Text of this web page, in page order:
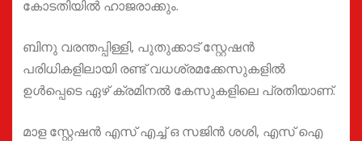
കോടതിയിൽ ഹാജരാക്കും.
ബിനു വരന്തപ്പിള്ളി, പുതുക്കാട് സ്റ്റേഷൻ
പരിധികളിലായി രണ്ട് വധശ്രമക്കേസുകളിൽ
ഉൾപ്പെടെ ഏഴ് ക്രമിനൽ കേസുകളിലെ പ്രതിയാണ്.
മാള സ്റ്റേഷൻ എസ് എച്ച് ഒ സജിൻ ശശി, എസ് ഐ